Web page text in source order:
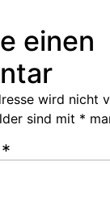
einen
wird nicht
sind mit *
*